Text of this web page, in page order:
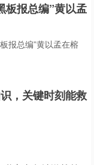
板报总编”黄以孟
报总编”黄以孟在榕
，关键时刻能救